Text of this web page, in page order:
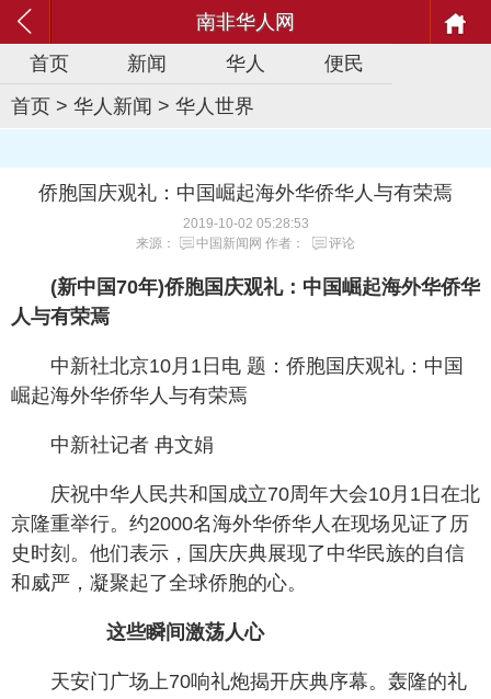
南非华人网
首页
新闻 华人
便民
首页 > 华人新闻 > 华人世界
侨胞国庆观礼：中国崛起海外华侨华人与有荣焉
2019-10-02 05:28:53
来源：
中国新闻网 作者： 评论
(新中国70年)侨胞国庆观礼：中国崛起海外华侨华
人与有荣焉
中新社北京10月1日电 题：侨胞国庆观礼：中国
崛起海外华侨华人与有荣焉
中新社记者 冉文娟
庆祝中华人民共和国成立70周年大会10月1日在北
京隆重举行。约2000名海外华侨华人在现场见证了历
史时刻。他们表示，国庆庆典展现了中华民族的自信
和威严，凝聚起了全球侨胞的心。
这些瞬间激荡人心
天安门广场上70响礼炮揭开庆典序幕。轰隆的礼